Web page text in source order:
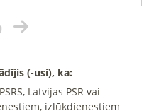
(-usi), ka:
Latvijas PSR vai
izlūkdienestiem